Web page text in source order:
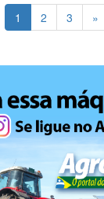
1 2 3 »